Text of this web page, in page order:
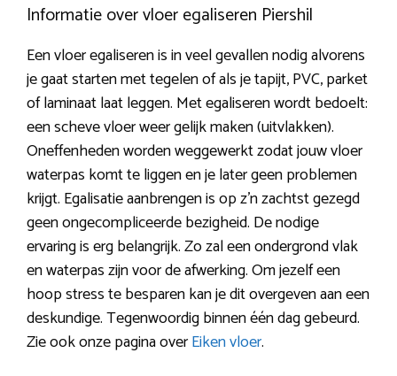
Informatie over vloer egaliseren Piershil
Een vloer egaliseren is in veel gevallen nodig alvorens
je gaat starten met tegelen of als je tapijt, PVC, parket
of laminaat laat leggen. Met egaliseren wordt bedoelt:
een scheve vloer weer gelijk maken (uitvlakken).
Oneffenheden worden weggewerkt zodat jouw vloer
waterpas komt te liggen en je later geen problemen
krijgt. Egalisatie aanbrengen is op z’n zachtst gezegd
geen ongecompliceerde bezigheid. De nodige
ervaring is erg belangrijk. Zo zal een ondergrond vlak
en waterpas zijn voor de afwerking. Om jezelf een
hoop stress te besparen kan je dit overgeven aan een
deskundige. Tegenwoordig binnen één dag gebeurd.
Zie ook onze pagina overEiken vloer.